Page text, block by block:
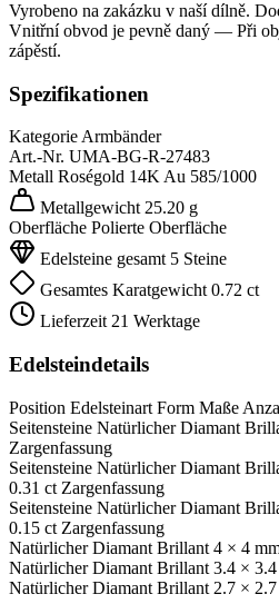
Vyrobeno na zakázku v naší dílně.
Vnitřní obvod je pevně daný — Při
zápěstí.
Spezifikationen
KategorieArmbänder
Art.-Nr. UMA-BG-R-27483
Metall Roségold 14KAu 585/1000
Metallgewicht 25.20 g
Oberfläche Polierte Oberfläche
Edelsteine gesamt 5 Steine
Gesamtes Karatgewicht 0.72 ct
Lieferzeit 21 Werktage
Edelsteindetails
Position Edelsteinart Form Maße
Seitensteine Natürlicher Diamant
Zargenfassung
Seitensteine Natürlicher Diamant
0.31 ct Zargenfassung
Seitensteine Natürlicher Diamant
0.15 ct Zargenfassung
Natürlicher Diamant Brillant 4 × 4
Natürlicher Diamant Brillant 3.4 ×
Natürlicher Diamant Brillant 2.7 ×